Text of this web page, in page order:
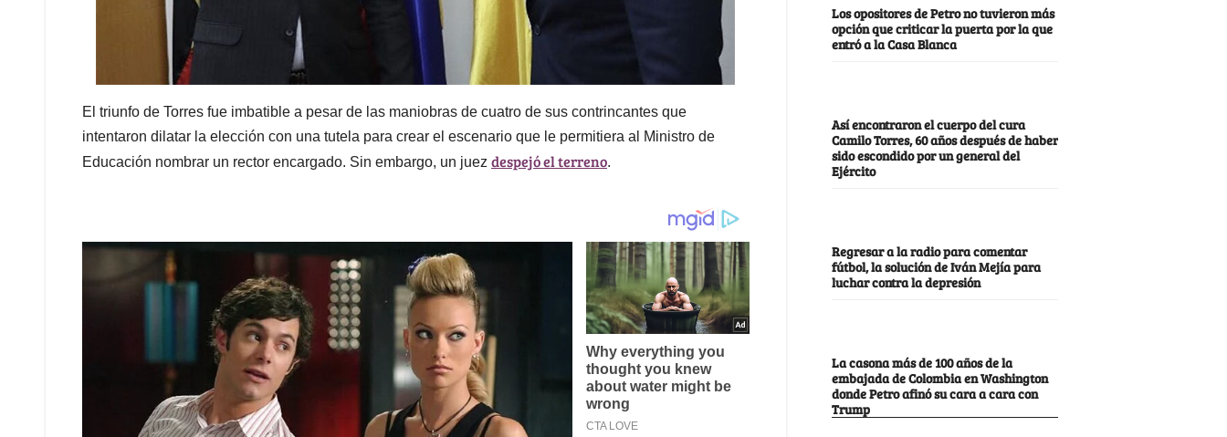
El triunfo de Torres fue imbatible a pesar de las maniobras de cuatro de sus contrincantes que
intentaron dilatar la elección con una tutela para crear el escenario que le permitiera al Ministro de
Educación nombrar un rector encargado. Sin embargo, un juez despejó el terreno.
Los opositores de Petro no tuvieron más
opción que criticar la puerta por la que
entró a la Casa Blanca
Así encontraron el cuerpo del cura
Camilo Torres, 60 años después de haber
sido escondido por un general del
Ejército
Regresar a la radio para comentar
fútbol, la solución de Iván Mejía para
luchar contra la depresión
La casona más de 100 años de la
embajada de Colombia en Washington
donde Petro afinó su cara a cara con
Trump